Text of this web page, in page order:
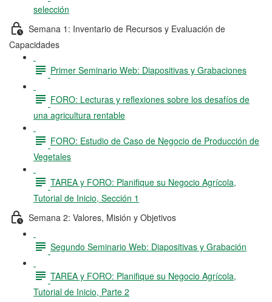
selección
Semana 1: Inventario de Recursos y Evaluación de
Capacidades
Primer Seminario Web: Diapositivas y Grabaciones
FORO: Lecturas y reflexiones sobre los desafíos de
una agricultura rentable
FORO: Estudio de Caso de Negocio de Producción de
Vegetales
TAREA y FORO: Planifique su Negocio Agrícola,
Tutorial de Inicio, Sección 1
Semana 2: Valores, Misión y Objetivos
Segundo Seminario Web: Diapositivas y Grabación
TAREA y FORO: Planifique su Negocio Agrícola,
Tutorial de Inicio, Parte 2